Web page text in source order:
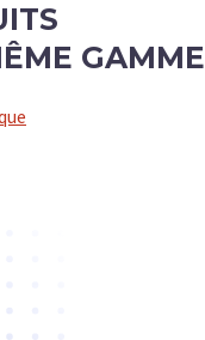
GAMME